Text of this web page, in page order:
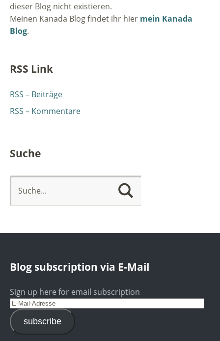
dieser Blog nicht existieren.
Meinen Kanada Blog findet ihr hier mein Kanada
Blog.
RSS Link
RSS – Beiträge
RSS – Kommentare
Suche
Blog subscription via E-Mail
Sign up here for email subscription
subscribe